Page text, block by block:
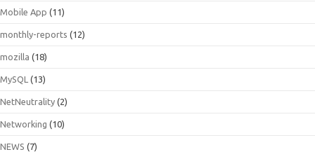
Mobile App (11)
monthly-reports (12)
mozilla (18)
MySQL (13)
NetNeutrality (2)
Networking (10)
NEWS (7)